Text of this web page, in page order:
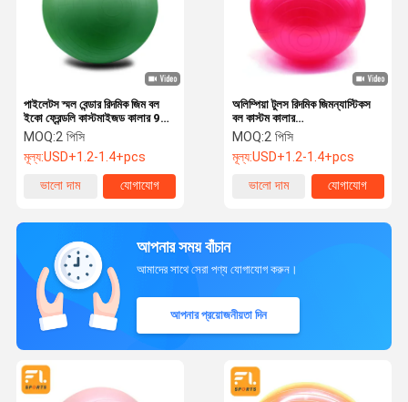
পাইলেটস স্মল বেন্ডার রিদমিক জিম বল
ইকো ফ্রেন্ডলি কাস্টমাইজড কালার 9
ইঞ্চি
MOQ:2 পিসি
মূল্য:USD+1.2-1.4+pcs
ভালো দাম
যোগাযোগ
অলিম্পিয়া টুলস রিদমিক জিমন্যাস্টিকস
বল কাস্টম কালার
15/16/17/18সেমি
MOQ:2 পিসি
মূল্য:USD+1.2-1.4+pcs
ভালো দাম
যোগাযোগ
আপনার সময় বাঁচান
আমাদের সাথে সেরা পণ্য যোগাযোগ করুন।
আপনার প্রয়োজনীয়তা দিন